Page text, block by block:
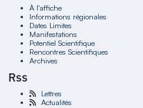
À l'affiche
Informations régionales
Dates Limites
Manifestations
Potentiel Scientifique
Rencontres Scientifiques
Archives
Rss
Lettres
Actualités